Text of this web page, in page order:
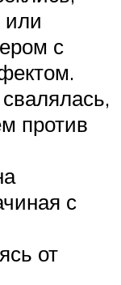
или
с
против
с
от